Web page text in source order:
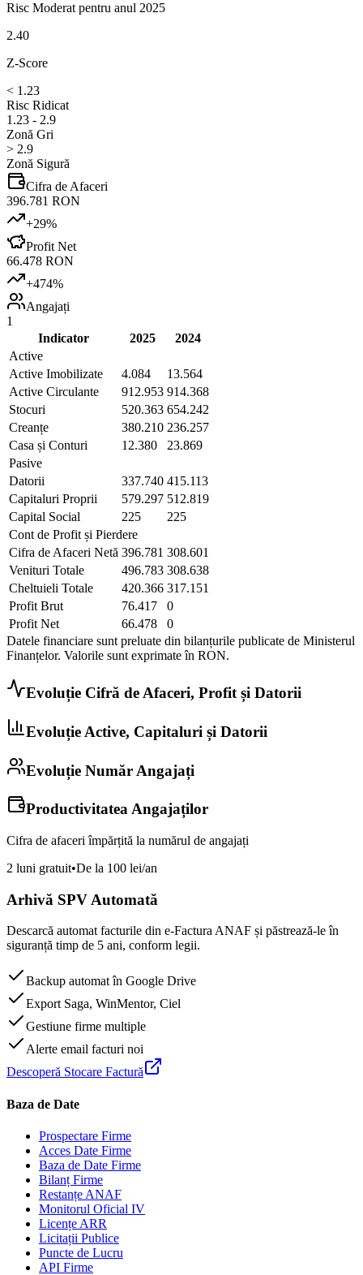
Risc Moderat pentru anul 2025
2.40
Z-Score
< 1.23
Risc Ridicat
1.23 - 2.9
Zonă Gri
> 2.9
Zonă Sigură
Cifra de Afaceri
396.781 RON
+29%
Profit Net
66.478 RON
+474%
Angajați
1
Indicator
2025
2024
Active
Active Imobilizate
4.084
13.564
Active Circulante
912.953 914.368
Stocuri
520.363 654.242
Creanțe
380.210 236.257
Casa și Conturi
12.380
23.869
Pasive
Datorii
337.740 415.113
Capitaluri Proprii
579.297 512.819
Capital Social
225
225
Cont de Profit și Pierdere
Cifra de Afaceri Netă 396.781 308.601
Venituri Totale
496.783 308.638
Cheltuieli Totale
420.366 317.151
Profit Brut
76.417
0
Profit Net
66.478
0
Datele financiare sunt preluate din bilanțurile publicate de Ministerul
Finanțelor. Valorile sunt exprimate în RON.
Evoluție Cifră de Afaceri, Profit și Datorii
Evoluție Active, Capitaluri și Datorii
Evoluție Număr Angajați
Productivitatea Angajaților
Cifra de afaceri împărțită la numărul de angajați
2 luni gratuit•De la 100 lei/an
Arhivă SPV Automată
Descarcă automat facturile din e-Factura ANAF și păstrează-le în
siguranță timp de 5 ani, conform legii.
Backup automat în Google Drive
Export Saga, WinMentor, Ciel
Gestiune firme multiple
Alerte email facturi noi
Descoperă Stocare Factură
Baza de Date
Prospectare Firme
Acces Date Firme
Baza de Date Firme
Bilanț Firme
Restanțe ANAF
Monitorul Oficial IV
Licențe ARR
Licitații Publice
Puncte de Lucru
API Firme